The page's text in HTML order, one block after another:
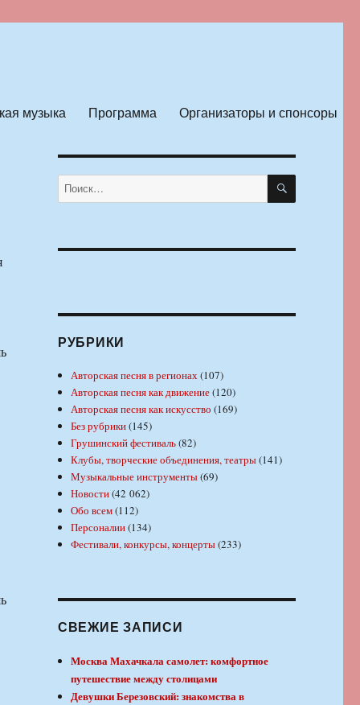
музыка Программа Организаторы и спонсоры
Искать: ПОИСК
РУБРИКИ
Авторская песня в регионах(107)
Авторская песня как движение(120)
Авторская песня как искусство (169)
Без рубрики(145)
Грушинский фестиваль(82)
Клубы, творческие объединения, театры(141)
Музыкальные инструменты(69)
Новости(42 062)
Обо всем(112)
Персоналии(134)
Фестивали, конкурсы, концерты(233)
СВЕЖИЕ ЗАПИСИ
Москва Махачкала самолет: комфортное
путешествие между столицами
Девушки Березовский: знакомства в